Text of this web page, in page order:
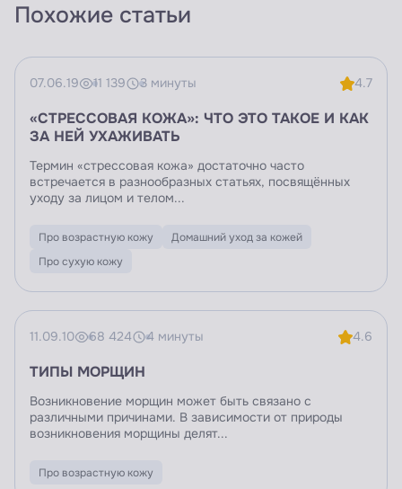
Похожие статьи
07.06.19 11 139 3 минуты 4.7
«СТРЕССОВАЯ КОЖА»: ЧТО ЭТО ТАКОЕ И КАК
ЗА НЕЙ УХАЖИВАТЬ
Термин «стрессовая кожа» достаточно часто
встречается в разнообразных статьях, посвящённых
уходу за лицом и телом...
Про возрастную кожу
Домашний уход за кожей
Про сухую кожу
11.09.10 68 424 4 минуты 4.6
ТИПЫ МОРЩИН
Возникновение морщин может быть связано с
различными причинами. В зависимости от природы
возникновения морщины делят...
Про возрастную кожу